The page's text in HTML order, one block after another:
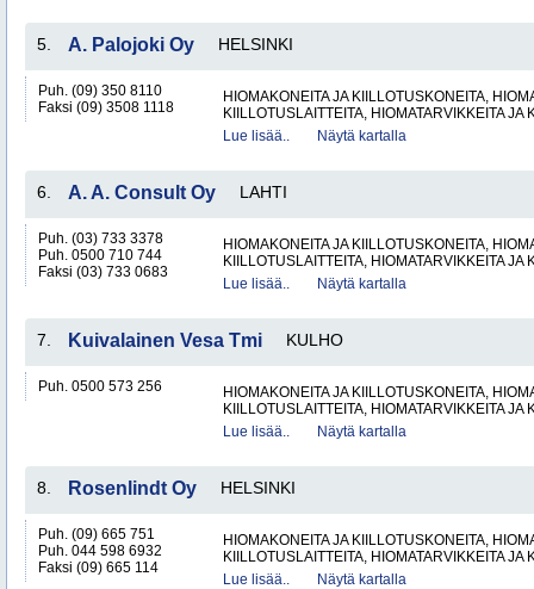
5. A. Palojoki Oy HELSINKI
Puh. (09) 350 8110
Faksi (09) 3508 1118
HIOMAKONEITA JA KIILLOTUSKONEITA,
KIILLOTUSLAITTEITA, HIOMATARVIKKEITA JA
Lue lisää..
Näytä kartalla
6. A. A. Consult Oy LAHTI
Puh. (03) 733 3378
Puh. 0500 710 744
Faksi (03) 733 0683
HIOMAKONEITA JA KIILLOTUSKONEITA,
KIILLOTUSLAITTEITA, HIOMATARVIKKEITA JA
Lue lisää..
Näytä kartalla
7. Kuivalainen Vesa Tmi KULHO
Puh. 0500 573 256
HIOMAKONEITA JA KIILLOTUSKONEITA,
KIILLOTUSLAITTEITA, HIOMATARVIKKEITA JA
Lue lisää..
Näytä kartalla
8. Rosenlindt Oy HELSINKI
Puh. (09) 665 751
Puh. 044 598 6932
Faksi (09) 665 114
HIOMAKONEITA JA KIILLOTUSKONEITA,
KIILLOTUSLAITTEITA, HIOMATARVIKKEITA JA
Lue lisää..
Näytä kartalla